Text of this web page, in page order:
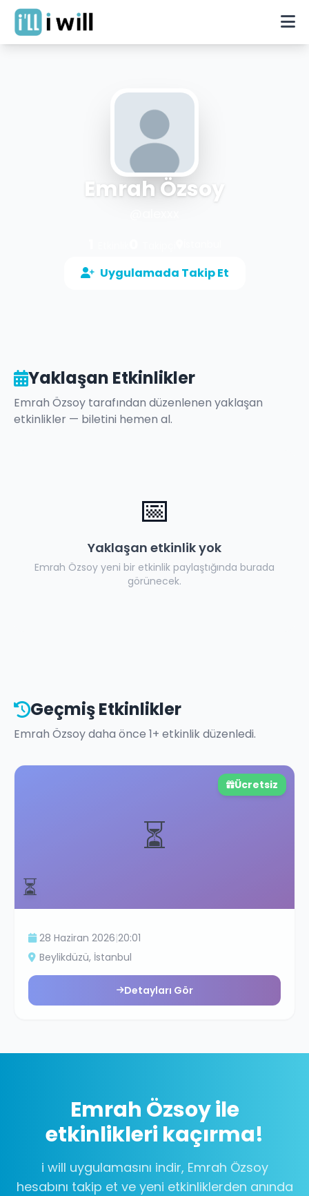
Emrah Özsoy
Uygulamada Takip Et
Yaklaşan Etkinlikler
Emrah Özsoy tarafından düzenlenen yaklaşan
etkinlikler — biletini hemen al.
📅
Yaklaşan etkinlik yok
Emrah Özsoy yeni bir etkinlik paylaştığında burada
görünecek.
Geçmiş Etkinlikler
Emrah Özsoydaha önce 1+ etkinlik düzenledi.
⏳
Ücretsiz
⏳
28 Haziran 2026|20:01
Beylikdüzü, İstanbul
Detayları Gör
Emrah Özsoyile
etkinlikleri kaçırma!
i will uygulamasını indir, Emrah Özsoy
hesabını takip et ve yeni etkinliklerden anında